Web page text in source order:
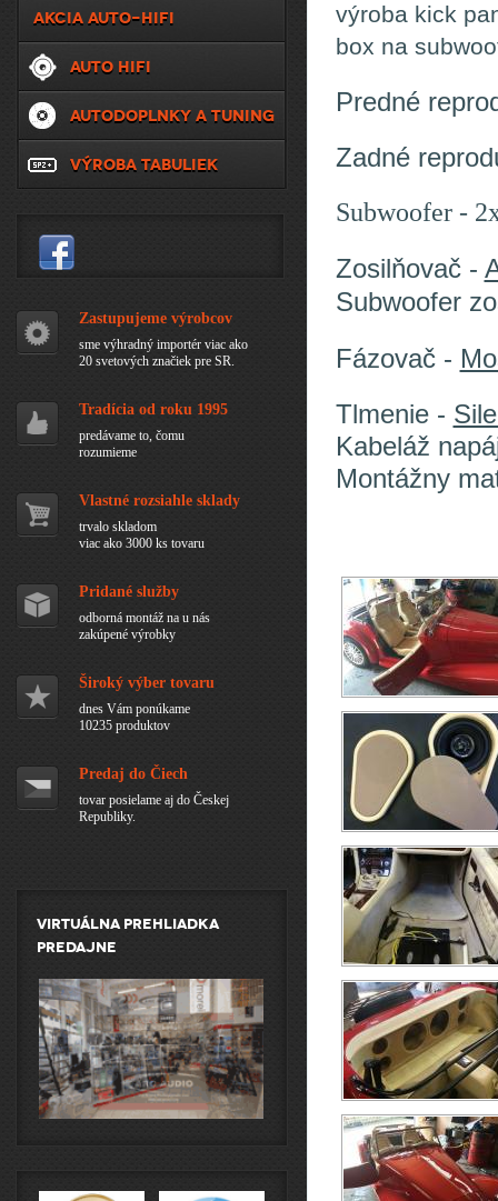
výroba kick
box na
Predné
Zadné
Subwoofer -
Zosilňovač -
Subwoofer
Fázovač -
Tlmenie -
Kabeláž
Montážny
AKCIA AUTO-HIFI
AUTO HIFI
AUTODOPLNKY A TUNING
VÝROBA TABULIEK
Zastupujeme výrobcov
sme výhradný importér viac ako
20 svetových značiek pre SR.
Tradícia od roku 1995
predávame to, čomu
rozumieme
Vlastné rozsiahle sklady
trvalo skladom
viac ako 3000 ks tovaru
Pridané služby
odborná montáž na u nás
zakúpené výrobky
Široký výber tovaru
dnes Vám ponúkame
10235 produktov
Predaj do Čiech
tovar posielame aj do Českej
Republiky.
Virtuálna prehliadka
predajne